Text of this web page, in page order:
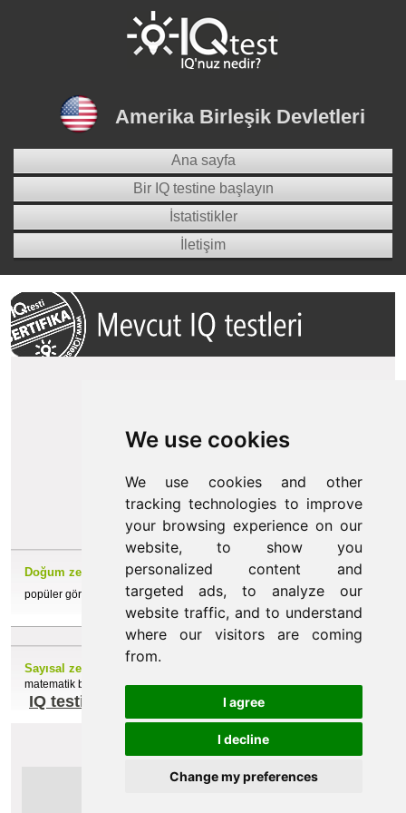
We use cookies
We use cookies and other
tracking technologies to improve
your browsing experience on our
website, to show you
personalized content and
targeted ads, to analyze our
website traffic, and to understand
where our visitors are coming
from.
I agree
I decline
Change my preferences
Amerika Birleşik Devletleri
Ana sayfa
Bir IQ testine başlayın
İstatistikler
İletişim
Her test edilen kendi adı ve IQ değeri
belirtilen bir sertifika alır
Testin 30 sorusu vardır ve en fazla 30 dakika
sürer
Bir yanıt her zaman doğru
Doğum zekası IQ testi
popüler görüntü testi IQ testini başlatın
Sayısal zeka IQ testi
matematik becerilerinizi kontrol için test
IQ testini başlatın